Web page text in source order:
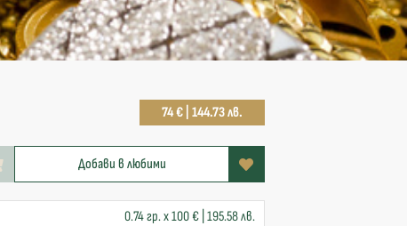
74 € | 144.73 лв.
Добави в любими
0.74 гр. x 100 € | 195.58 лв.